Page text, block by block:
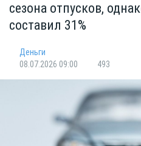
сезона отпусков,
составил 31%
Деньги
08.07.2026 09:00
493